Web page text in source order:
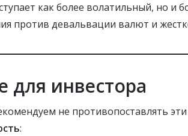
как более волатильный, но и
против девальвации валют и
для инвестора
не противопоставлять
: